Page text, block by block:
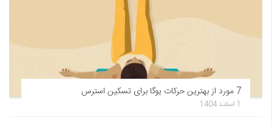
7 مورد از بهترین حرکات یوگا برای تسکین استرس
1 اسفند 1404